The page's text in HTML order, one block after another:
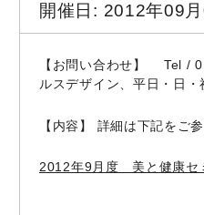
開催日: 2012年09月
【お問い合わせ】 Tel /
ルスデザイン、平日・日
【内容】 詳細は下記をご
2012年9月度 美と健康セ